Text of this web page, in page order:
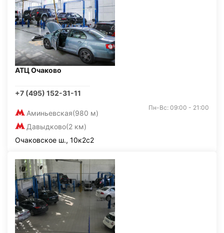
АТЦ Очаково
+7 (495) 152-31-11
Аминьевская(980 м)
Давыдково(2 км)
Пн-Вс: 09:00 - 21:00
Очаковское ш., 10к2с2